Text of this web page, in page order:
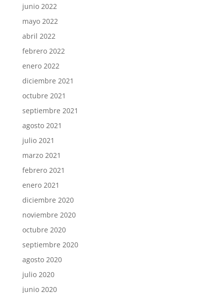
junio 2022
mayo 2022
abril 2022
febrero 2022
enero 2022
diciembre 2021
octubre 2021
septiembre 2021
agosto 2021
julio 2021
marzo 2021
febrero 2021
enero 2021
diciembre 2020
noviembre 2020
octubre 2020
septiembre 2020
agosto 2020
julio 2020
junio 2020